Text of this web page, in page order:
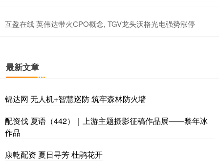
互盈在线 英伟达带火CPO概念, TGV龙头沃格光电强势涨停
最新文章
锦达网 无人机+智慧巡防 筑牢森林防火墙
配资伐 夏语（442）｜上游主题摄影征稿作品展——黎年冰
作品
康乾配资 夏日寻芳 杜鹃花开